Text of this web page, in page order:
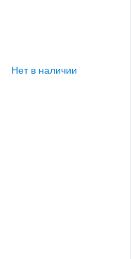
Нет в наличии